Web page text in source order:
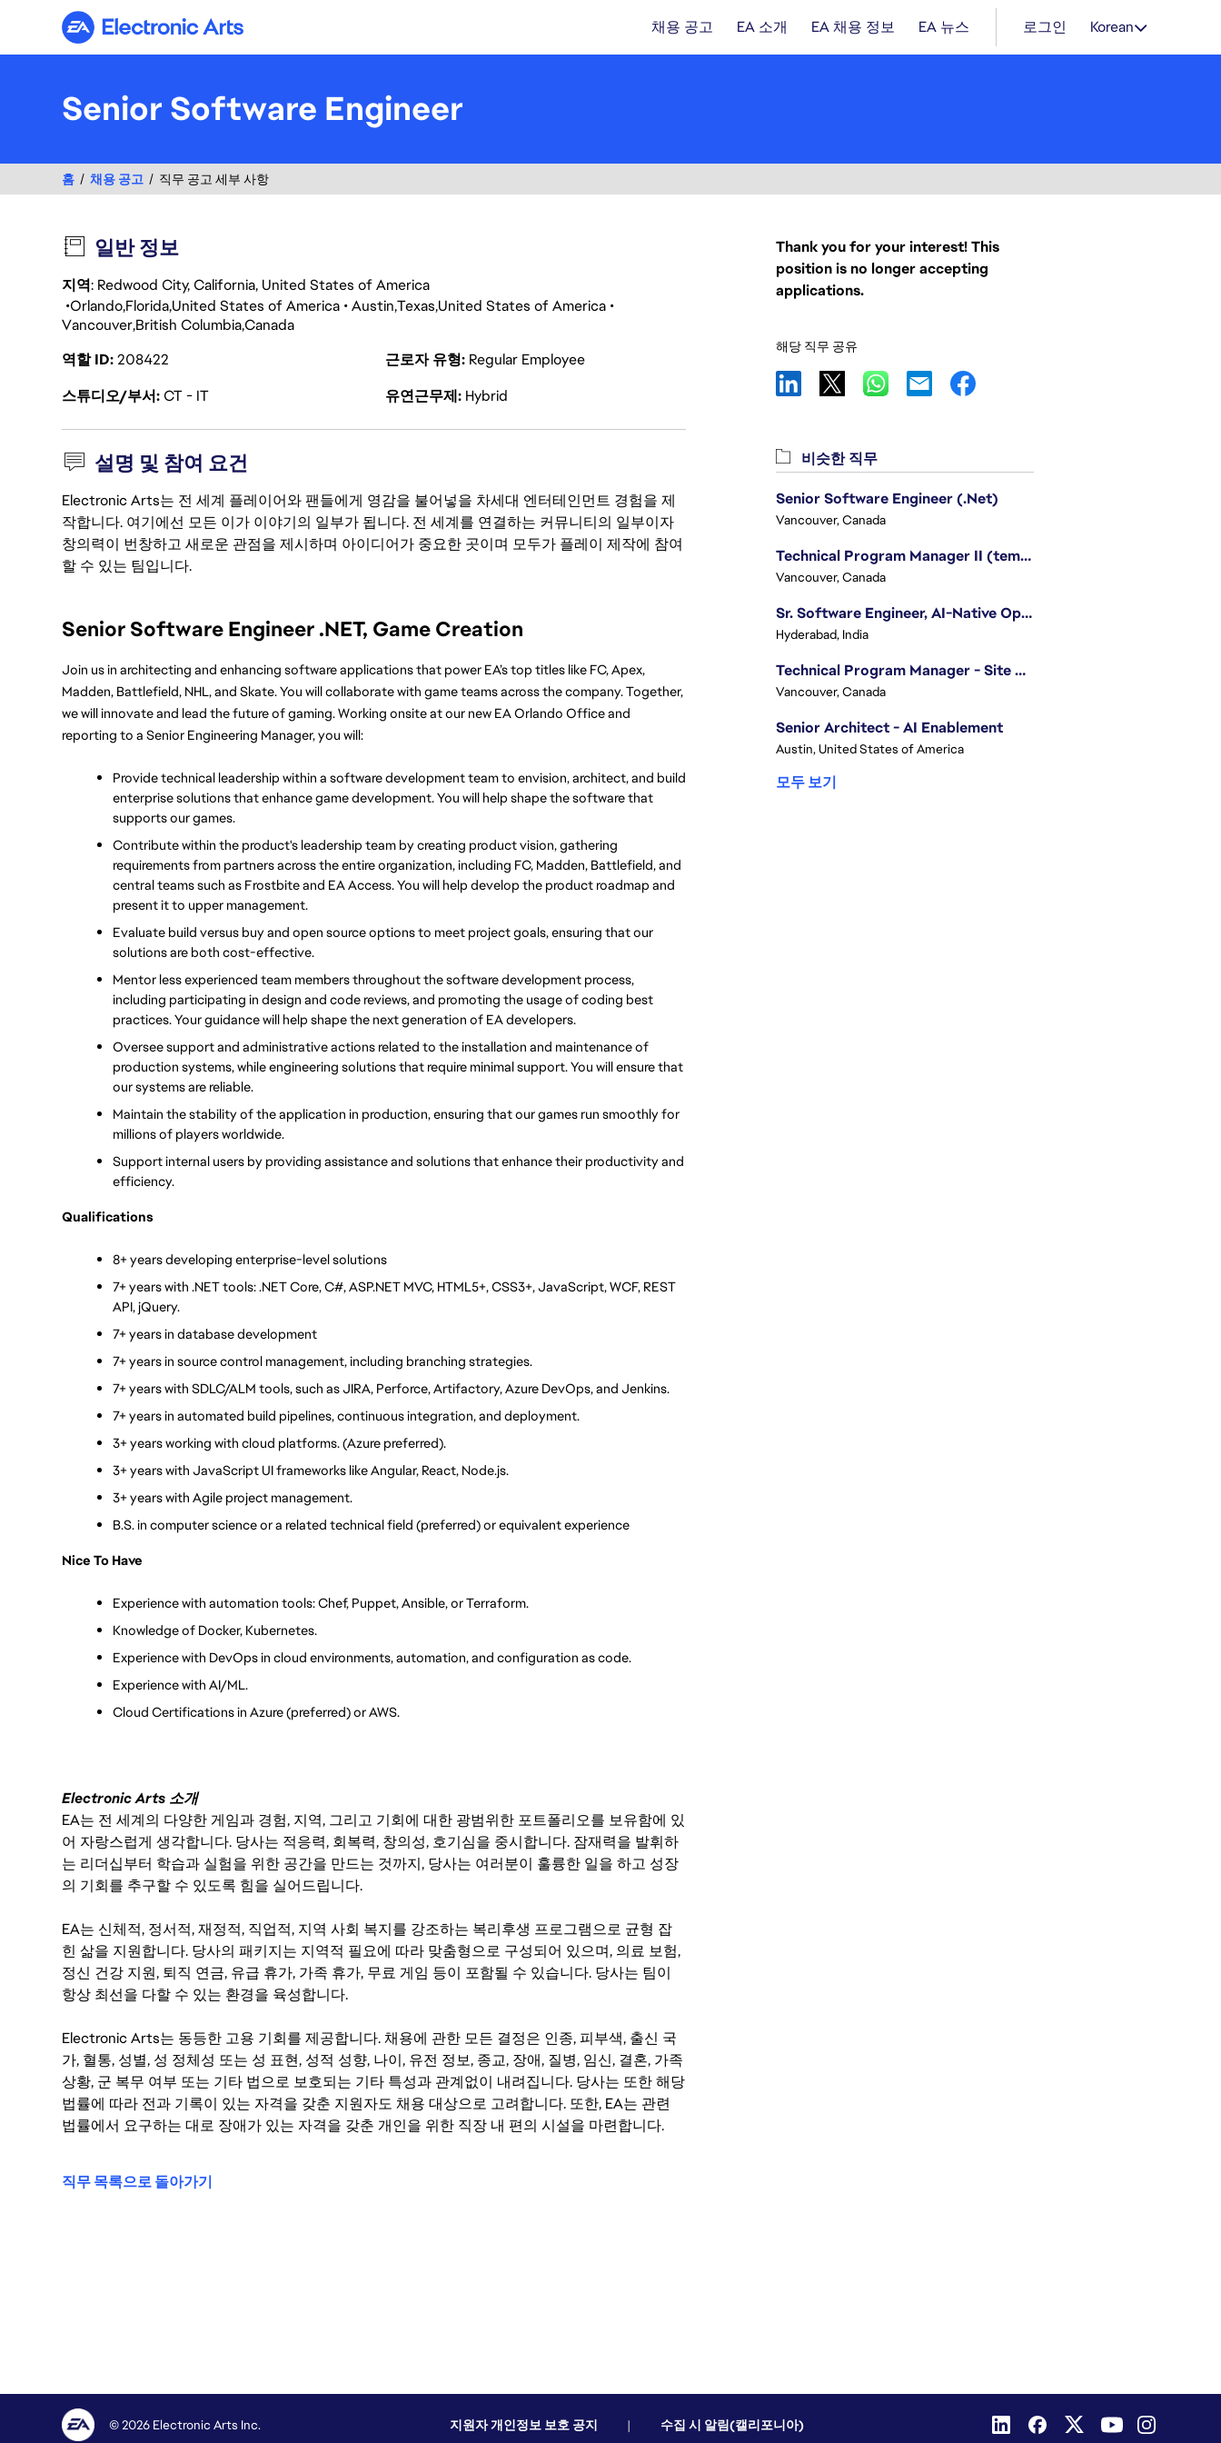
Electronic Arts 채용 공고 EA 소개 EA 채용 정보 EA 뉴스 로그인 Korean
Senior Software Engineer
홈 채용 공고 직무 공고 세부 사항
일반 정보
지역: Redwood City, California, United States of America
OrlandoFloridaUnited States of America AustinTexas United States of America
VancouverBritish ColumbiaCanada
역할 ID208422 근로자 유형 Regular Employee
스튜디오/부서CT - IT 유연근무제 Hybrid
설명 및 참여 요건
Electronic Arts는 전 세계 플레이어와 팬들에게 영감을 불어넣을 차세대 엔터테인먼트 경험을 제
작합니다. 여기에선 모든 이가 이야기의 일부가 됩니다. 전 세계를 연결하는 커뮤니티의 일부이자
창의력이 번창하고 새로운 관점을 제시하며 아이디어가 중요한 곳이며 모두가 플레이 제작에 참여
할 수 있는 팀입니다.
Senior Software Engineer .NET, Game Creation
Join us in architecting and enhancing software applications that power EA’s top titles like FC, Apex,
Madden, Battlefield, NHL, and Skate. You will collaborate with game teams across the company. Together,
we will innovate and lead the future of gaming. Working onsite at our new EA Orlando Office and
reporting to a Senior Engineering Manager, you will:
Provide technical leadership within a software development team to envision, architect, and build
enterprise solutions that enhance game development. You will help shape the software that
supports our games.
Contribute within the product's leadership team by creating product vision, gathering
requirements from partners across the entire organization, including FC, Madden, Battlefield, and
central teams such as Frostbite and EA Access. You will help develop the product roadmap and
present it to upper management.
Evaluate build versus buy and open source options to meet project goals, ensuring that our
solutions are both cost-effective.
Mentor less experienced team members throughout the software development process,
including participating in design and code reviews, and promoting the usage of coding best
practices. Your guidance will help shape the next generation of EA developers.
Oversee support and administrative actions related to the installation and maintenance of
production systems, while engineering solutions that require minimal support. You will ensure that
our systems are reliable.
Maintain the stability of the application in production, ensuring that our games run smoothly for
millions of players worldwide.
Support internal users by providing assistance and solutions that enhance their productivity and
efficiency.
Qualifications
8+ years developing enterprise-level solutions
7+ years with .NET tools: .NET Core, C#, ASP.NET MVC, HTML5+, CSS3+, JavaScript, WCF, REST
API, jQuery.
7+ years in database development
7+ years in source control management, including branching strategies.
7+ years with SDLC/ALM tools, such as JIRA, Perforce, Artifactory, Azure DevOps, and Jenkins.
7+ years in automated build pipelines, continuous integration, and deployment.
3+ years working with cloud platforms. (Azure preferred).
3+ years with JavaScript UI frameworks like Angular, React, Node.js.
3+ years with Agile project management.
B.S. in computer science or a related technical field (preferred) or equivalent experience
Nice To Have
Experience with automation tools: Chef, Puppet, Ansible, or Terraform.
Knowledge of Docker, Kubernetes.
Experience with DevOps in cloud environments, automation, and configuration as code.
Experience with AI/ML.
Cloud Certifications in Azure (preferred) or AWS.
Electronic Arts 소개
EA는 전 세계의 다양한 게임과 경험, 지역, 그리고 기회에 대한 광범위한 포트폴리오를 보유함에 있
어 자랑스럽게 생각합니다. 당사는 적응력, 회복력, 창의성, 호기심을 중시합니다. 잠재력을 발휘하
는 리더십부터 학습과 실험을 위한 공간을 만드는 것까지, 당사는 여러분이 훌륭한 일을 하고 성장
의 기회를 추구할 수 있도록 힘을 실어드립니다.
EA는 신체적, 정서적, 재정적, 직업적, 지역 사회 복지를 강조하는 복리후생 프로그램으로 균형 잡
힌 삶을 지원합니다. 당사의 패키지는 지역적 필요에 따라 맞춤형으로 구성되어 있으며, 의료 보험,
정신 건강 지원, 퇴직 연금, 유급 휴가, 가족 휴가, 무료 게임 등이 포함될 수 있습니다. 당사는 팀이
항상 최선을 다할 수 있는 환경을 육성합니다.
Electronic Arts는 동등한 고용 기회를 제공합니다. 채용에 관한 모든 결정은 인종, 피부색, 출신 국
가, 혈통, 성별, 성 정체성 또는 성 표현, 성적 성향, 나이, 유전 정보, 종교, 장애, 질병, 임신, 결혼, 가족
상황, 군 복무 여부 또는 기타 법으로 보호되는 기타 특성과 관계없이 내려집니다. 당사는 또한 해당
법률에 따라 전과 기록이 있는 자격을 갖춘 지원자도 채용 대상으로 고려합니다. 또한, EA는 관련
법률에서 요구하는 대로 장애가 있는 자격을 갖춘 개인을 위한 직장 내 편의 시설을 마련합니다.
직무 목록으로 돌아가기
Thank you for your interest! This
position is no longer accepting
applications.
해당 직무 공유
비슷한 직무
Senior Software Engineer (.Net)
Vancouver, Canada
Technical Program Manager II (temporary)
Vancouver, Canada
Sr. Software Engineer, AI-Native Operations Platform
Hyderabad, India
Technical Program Manager - Site Reliability Engineering (SRE)
Vancouver, Canada
Senior Architect - AI Enablement
Austin, United States of America
모두 보기
© 2026 Electronic Arts Inc. 지원자 개인정보 보호 공지 | 수집 시 알림(캘리포니아)